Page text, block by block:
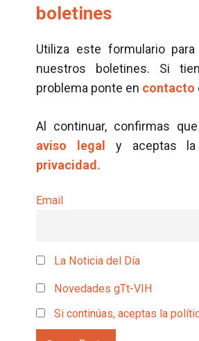
boletines
Utiliza este formulario
nuestros boletines. Si
problema ponte en contacto
Al continuar, confirmas
aviso legal
y aceptas la
privacidad.
Email
La Noticia del Día
Novedades gTt-VIH
Si continúas, aceptas la